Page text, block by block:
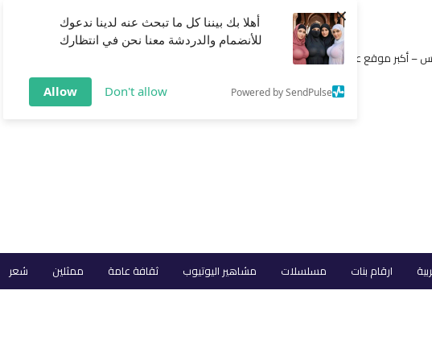
أهلا بك بيننا كل ما تبحث عنه لدينا ندعوك
للأنضمام والدردشة معنا نحن في انتظارك
Powered by SendPulse
Don't allow
Allow
×
– أكبر موقع عربي💕
ارقام بنات مسلسلات مشاهير اليوتيوب ثقافة عامة ممثلين شعر